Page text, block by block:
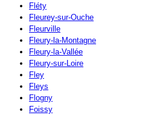
Fléty
Fleurey-sur-Ouche
Fleurville
Fleury-la-Montagne
Fleury-la-Vallée
Fleury-sur-Loire
Fley
Fleys
Flogny
Foissy